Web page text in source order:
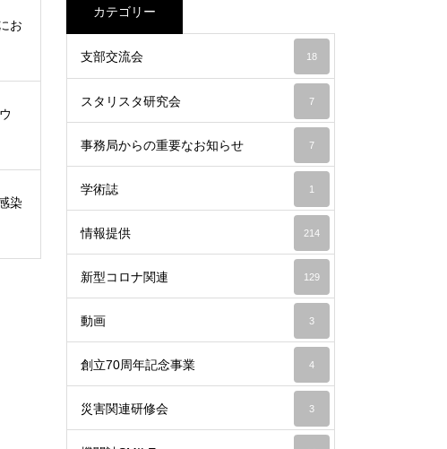
お
染
カテゴリー
支部交流会 18
スタリスタ研究会 7
事務局からの重要なお知らせ 7
学術誌 1
情報提供 214
新型コロナ関連 129
動画 3
創立70周年記念事業 4
災害関連研修会 3